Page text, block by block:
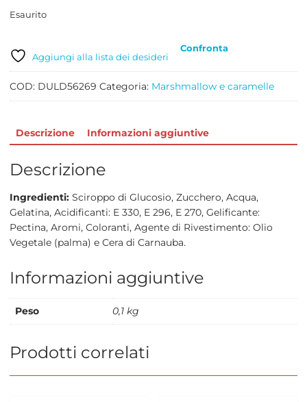
Esaurito
Aggiungi alla lista dei desideri
Confronta
COD: DULD56269 Categoria: Marshmallow e caramelle
Descrizione Informazioni aggiuntive
Descrizione
Ingredienti:Sciroppo di Glucosio, Zucchero, Acqua,
Gelatina, Acidificanti: E 330, E 296, E 270, Gelificante:
Pectina, Aromi, Coloranti, Agente di Rivestimento: Olio
Vegetale (palma) e Cera di Carnauba.
Informazioni aggiuntive
Peso 0,1 kg
Prodotti correlati